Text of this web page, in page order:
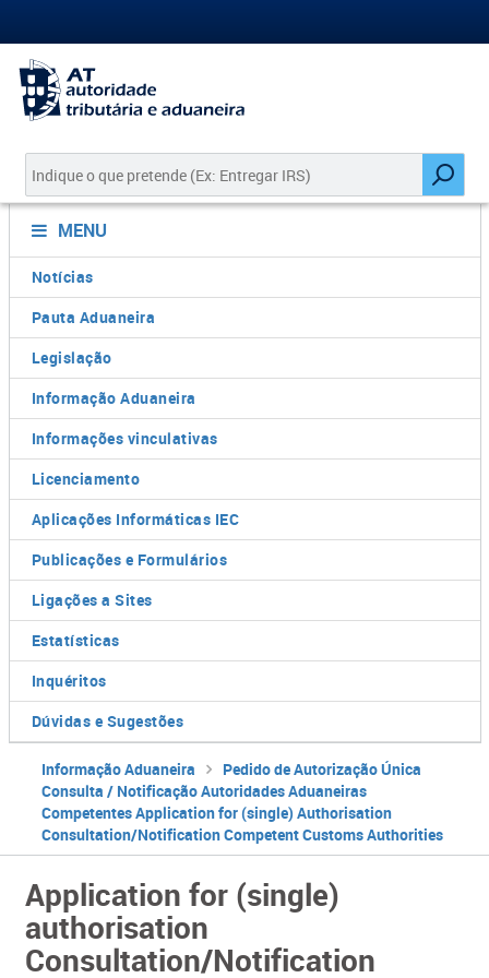
MENU
Notícias
Pauta Aduaneira
Legislação
Informação Aduaneira
Informações vinculativas
Licenciamento
Aplicações Informáticas IEC
Publicações e Formulários
Ligações a Sites
Estatísticas
Inquéritos
Dúvidas e Sugestões
Informação Aduaneira
Pedido de Autorização Única
Consulta / Notificação Autoridades Aduaneiras
Competentes Application for (single) Authorisation
Consultation/Notification Competent Customs Authorities
Application for (single)
authorisation
Consultation/Notification